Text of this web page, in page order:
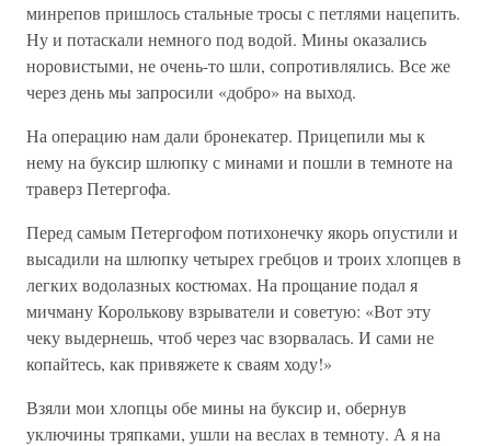
минрепов пришлось стальные тросы с петлями нацепить.
Ну и потаскали немного под водой. Мины оказались
норовистыми, не очень-то шли, сопротивлялись. Все же
через день мы запросили «добро» на выход.
На операцию нам дали бронекатер. Прицепили мы к
нему на буксир шлюпку с минами и пошли в темноте на
траверз Петергофа.
Перед самым Петергофом потихонечку якорь опустили и
высадили на шлюпку четырех гребцов и троих хлопцев в
легких водолазных костюмах. На прощание подал я
мичману Королькову взрыватели и советую: «Вот эту
чеку выдернешь, чтоб через час взорвалась. И сами не
копайтесь, как привяжете к сваям ходу!»
Взяли мои хлопцы обе мины на буксир и, обернув
уключины тряпками, ушли на веслах в темноту. А я на